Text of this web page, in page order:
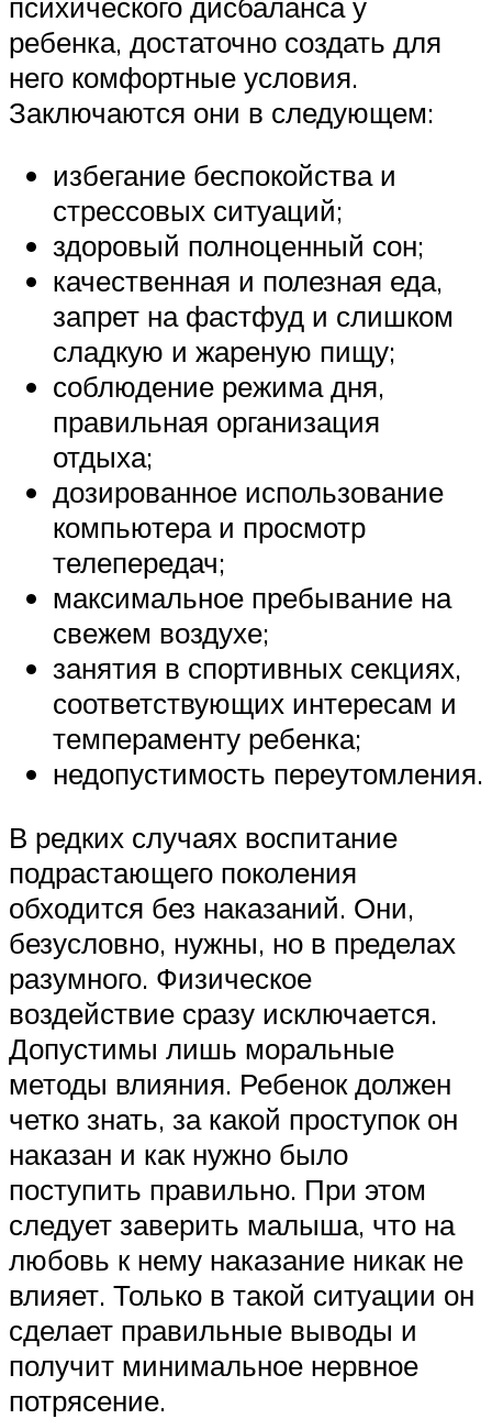
ребенка, достаточно создать для
него комфортные условия.
Заключаются они в следующем:
избегание беспокойства и
стрессовых ситуаций;
здоровый полноценный сон;
качественная и полезная еда,
запрет на фастфуд и слишком
сладкую и жареную пищу;
соблюдение режима дня,
правильная организация
отдыха;
дозированное использование
компьютера и просмотр
телепередач;
максимальное пребывание на
свежем воздухе;
занятия в спортивных секциях,
соответствующих интересам и
темпераменту ребенка;
недопустимость переутомления.
В редких случаях воспитание
подрастающего поколения
обходится без наказаний. Они,
безусловно, нужны, но в пределах
разумного. Физическое
воздействие сразу исключается.
Допустимы лишь моральные
методы влияния. Ребенок должен
четко знать, за какой проступок он
наказан и как нужно было
поступить правильно. При этом
следует заверить малыша, что на
любовь к нему наказание никак не
влияет. Только в такой ситуации он
сделает правильные выводы и
получит минимальное нервное
потрясение.